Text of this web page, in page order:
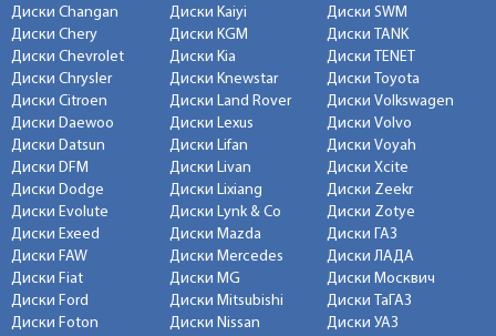
Диски Changan
Диски Chery
Диски Chevrolet
Диски Chrysler
Диски Citroen
Диски Daewoo
Диски Datsun
Диски DFM
Диски Dodge
Диски Evolute
Диски Exeed
Диски FAW
Диски Fiat
Диски Ford
Диски Foton
Диски Kaiyi
Диски KGM
Диски Kia
Диски Knewstar
Диски Land Rover
Диски Lexus
Диски Lifan
Диски Livan
Диски Lixiang
Диски Lynk & Co
Диски Mazda
Диски Mercedes
Диски MG
Диски Mitsubishi
Диски Nissan
Диски SWM
Диски TANK
Диски TENET
Диски Toyota
Диски Volkswagen
Диски Volvo
Диски Voyah
Диски Xcite
Диски Zeekr
Диски Zotye
Диски ГАЗ
Диски ЛАДА
Диски Москвич
Диски ТаГАЗ
Диски УАЗ